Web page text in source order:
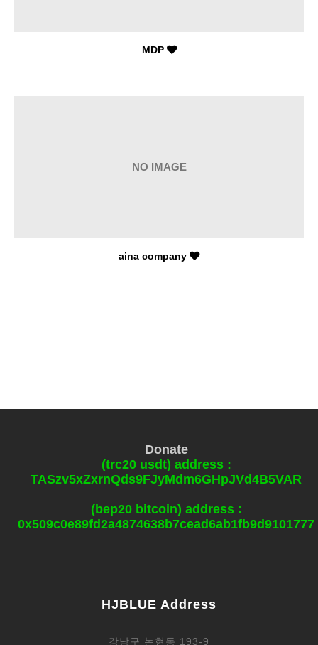
MDP
NO IMAGE
aina company
Donate
(trc20 usdt) address :
TASzv5xZxrnQds9FJyMdm6GHpJVd4B5VAR
(bep20 bitcoin) address :
0x509c0e89fd2a4874638b7cead6ab1fb9d9101777
HJBLUE Address
강남구 논현동 193-9